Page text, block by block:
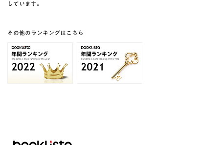
しています。
その他のランキングはこちら